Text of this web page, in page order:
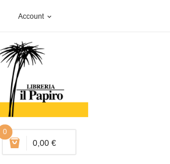
Account expand_more
0
0,00 €